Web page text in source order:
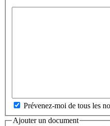
Prévenez-moi de tous les
Ajouter un document